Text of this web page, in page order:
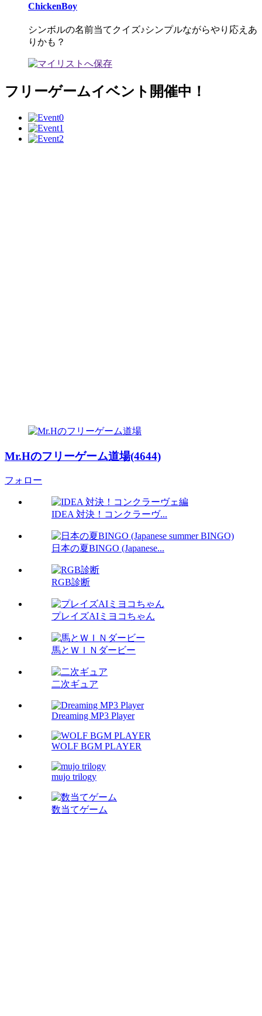
ChickenBoy
シンボルの名前当てクイズ♪シンプルながらやり応えあ
りかも？
フリーゲームイベント開催中！
Mr.Hのフリーゲーム道場(4644)
フォロー
IDEA 対決！コンクラーヴ...
日本の夏BINGO (Japanese...
RGB診断
プレイズAIミヨコちゃん
馬とＷＩＮダービー
二次ギュア
Dreaming MP3 Player
WOLF BGM PLAYER
mujo trilogy
数当てゲーム